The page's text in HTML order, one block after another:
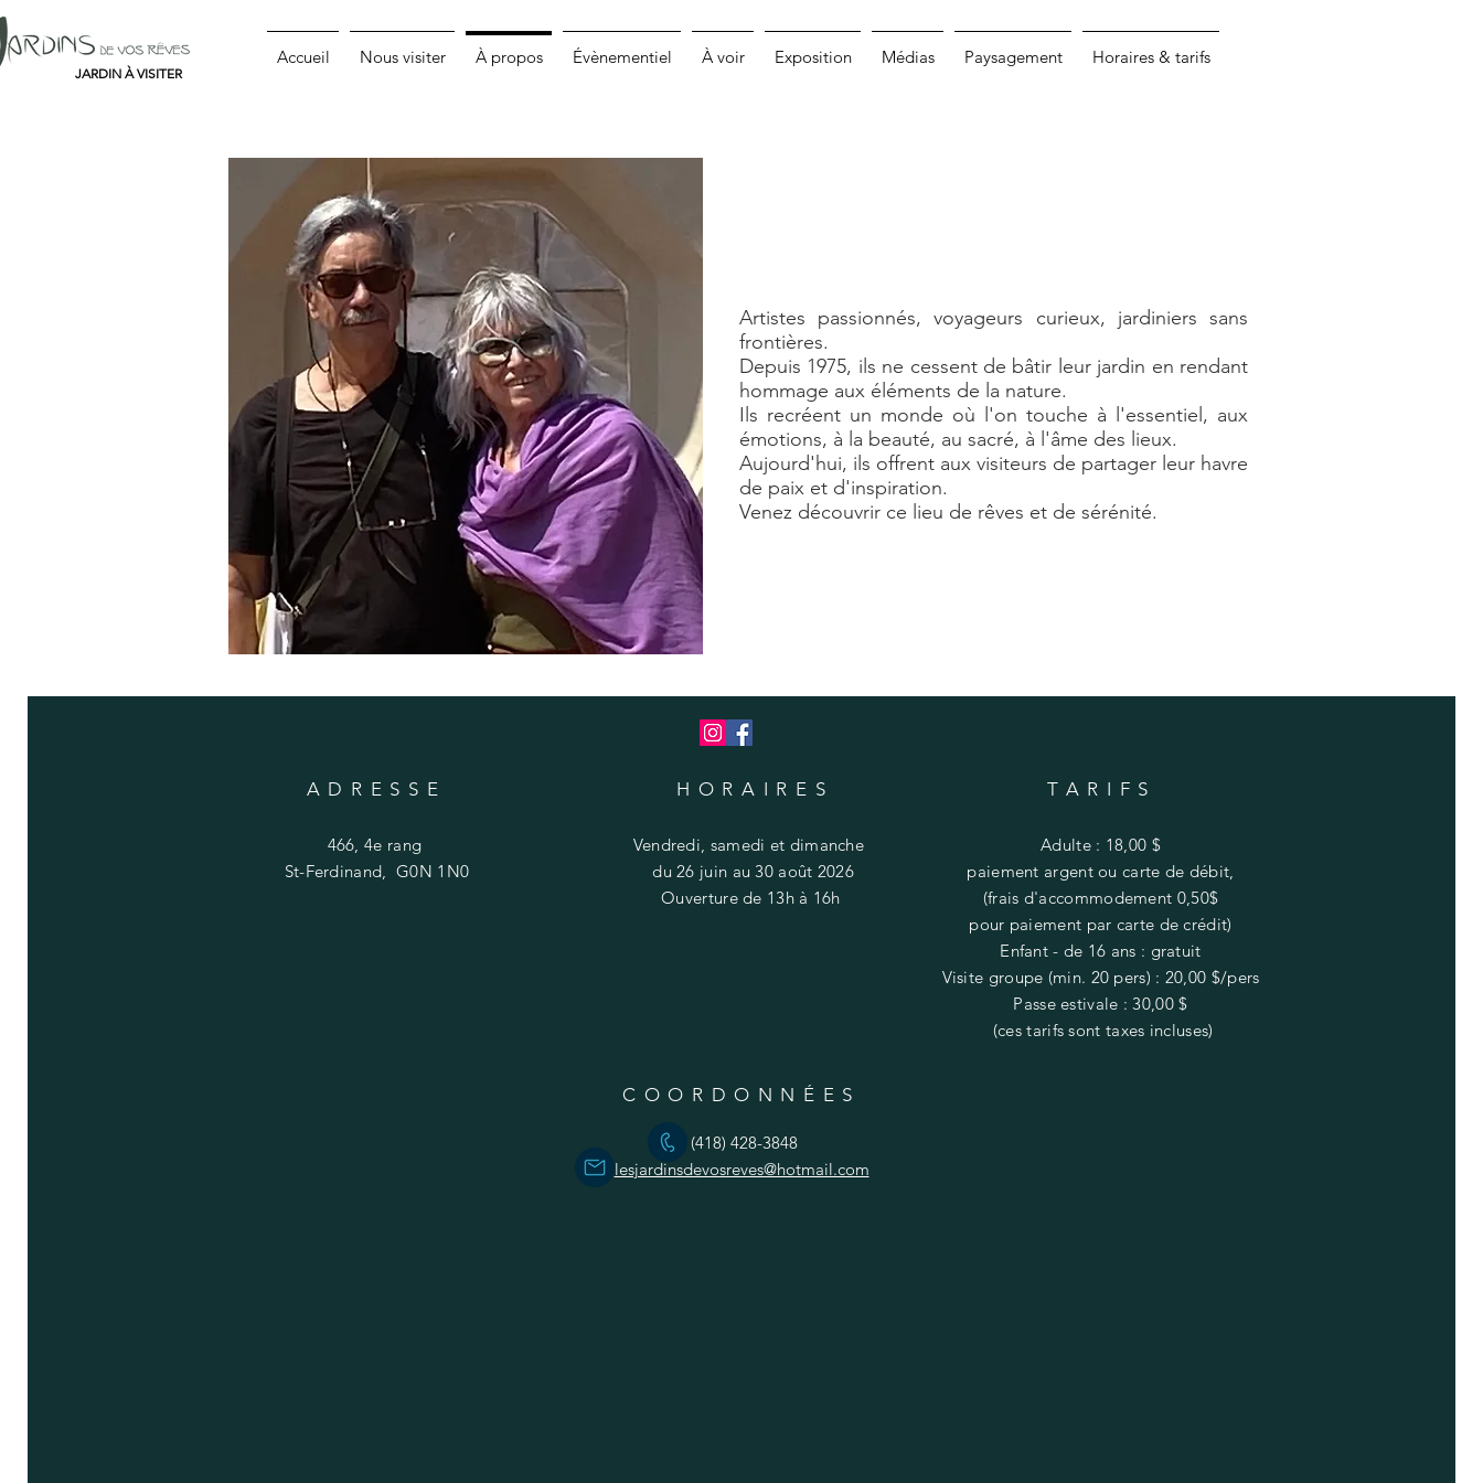
JARDIN À VISITER
Accueil Nous visiter À propos Évènementiel À voir Exposition Médias Paysagement Horaires & tarifs
Artistes passionnés, voyageurs curieux, jardiniers sans
frontières.
Depuis 1975, ils ne cessent de bâtir leur jardin en rendant
hommage aux éléments de la nature.
Ils recréent un monde où l'on touche à l'essentiel, aux
émotions, à la beauté, au sacré, à l'âme des lieux.
Aujourd'hui, ils offrent aux visiteurs de partager leur havre
de paix et d'inspiration.
Venez découvrir ce lieu de rêves et de sérénité.
ADRESSE
466, 4e rang
St-Ferdinand, G0N 1N0
HORAIRES TARIFS
Vendredi, samedi et dimanche
du 26 juin au 30 août 2026
​​Ouverture de 13h à 16h
Adulte : 18,00 $
paiement argent oucarte de débit,
(frais d'accommodement 0,50$
pour paiement par carte de crédit)
Enfant - de 16 ans : gratuit
Visite groupe (min. 20 pers) : 20,00 $/pers
Passe estivale : 30,00 $
(ces tarifs sont taxes incluses)
COORDONNÉES
(418) 428-3848
lesjardinsdevosreves@hotmail.com